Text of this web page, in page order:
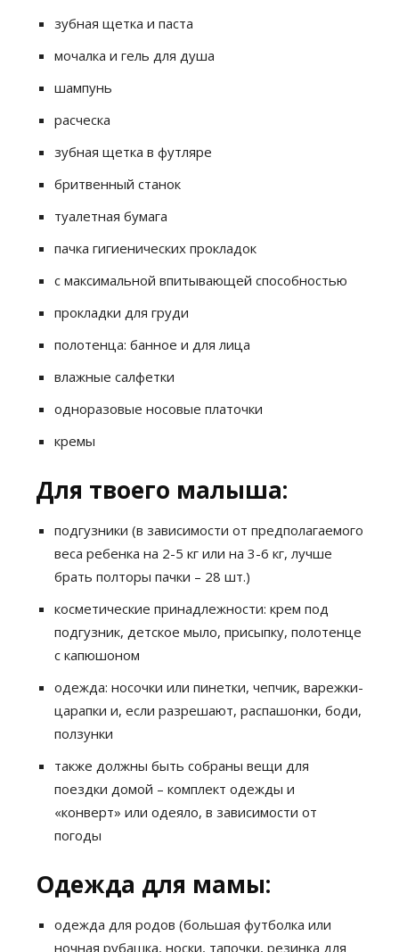
зубная щетка и паста
мочалка и гель для душа
шампунь
расческа
зубная щетка в футляре
бритвенный станок
туалетная бумага
пачка гигиенических прокладок
с максимальной впитывающей способностью
прокладки для груди
полотенца: банное и для лица
влажные салфетки
одноразовые носовые платочки
кремы
Для твоего малыша:
подгузники (в зависимости от предполагаемого
веса ребенка на 2-5 кг или на 3-6 кг, лучше
брать полторы пачки – 28 шт.)
косметические принадлежности: крем под
подгузник, детское мыло, присыпку, полотенце
с капюшоном
одежда: носочки или пинетки, чепчик, варежки-
царапки и, если разрешают, распашонки, боди,
ползунки
также должны быть собраны вещи для
поездки домой – комплект одежды и
«конверт» или одеяло, в зависимости от
погоды
Одежда для мамы:
одежда для родов (большая футболка или
ночная рубашка, носки, тапочки, резинка для